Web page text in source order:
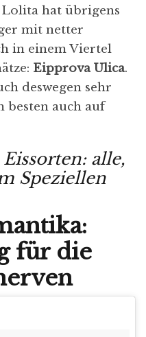
Lolita hat übrigens
mit netter
in einem Viertel
Eipprova Ulica.
deswegen sehr
besten auch auf
alle,
Speziellen
für die